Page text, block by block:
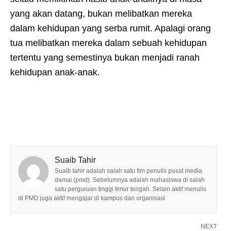
yang akan datang, bukan melibatkan mereka
dalam kehidupan yang serba rumit. Apalagi orang
tua melibatkan mereka dalam sebuah kehidupan
tertentu yang semestinya bukan menjadi ranah
kehidupan anak-anak.
Suaib Tahir
Suaib tahir adalah salah satu tim penulis pusat media
damai (pmd). Sebelumnya adalah mahasiswa di salah
satu perguruan tinggi timur tengah. Selain aktif menulis
di PMD juga aktif mengajar di kampus dan organisasi
NEXT